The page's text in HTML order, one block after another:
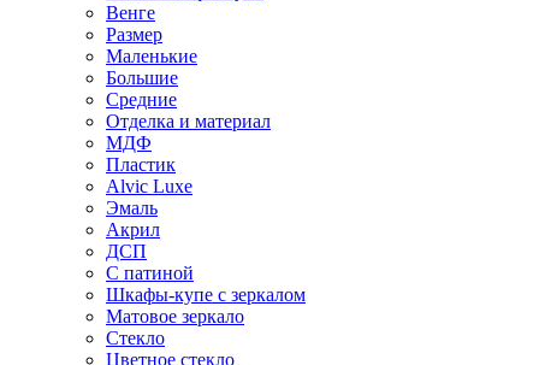
Венге
Размер
Маленькие
Большие
Средние
Отделка и материал
МДФ
Пластик
Alvic Luxe
Эмаль
Акрил
ДСП
С патиной
Шкафы-купе с зеркалом
Матовое зеркало
Стекло
Цветное стекло